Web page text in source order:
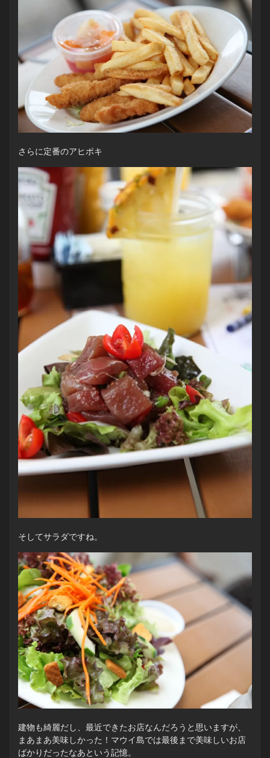
さらに定番のアヒポキ
そしてサラダですね。
建物も綺麗だし、最近できたお店なんだろうと思いますが、
まあまあ美味しかった！マウイ島では最後まで美味しいお店
ばかりだったなあという記憶。